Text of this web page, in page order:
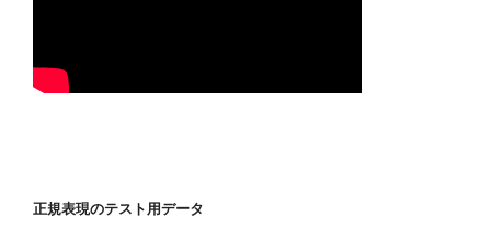
正規表現のテスト用データ